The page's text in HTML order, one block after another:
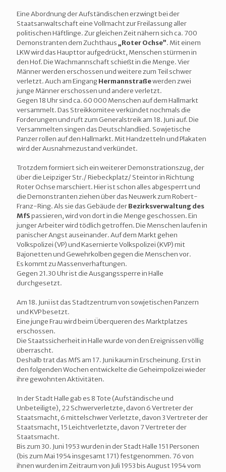
Eine Abordnung der Aufständischen erzwingt bei der
Staatsanwaltschaft eine Vollmacht zur Freilassung aller
politischen Häftlinge. Zur gleichen Zeit nähern sich ca. 700
Demonstranten dem Zuchthaus„Roter Ochse”. Mit einem
LKW wird das Haupttor aufgedrückt, Menschen stürmen in
den Hof. Die Wachmannschaft schießt in die Menge. Vier
Männer werden erschossen und weitere zum Teil schwer
verletzt. Auch am EingangHermannstraßewerden zwei
junge Männer erschossen und andere verletzt.
Gegen 18 Uhr sind ca. 60 000 Menschen auf dem Hallmarkt
versammelt. Das Streikkomitee verkündet nochmals die
Forderungen und ruft zum Generalstreik am 18. Juni auf. Die
Versammelten singen das Deutschlandlied. Sowjetische
Panzer rollen auf den Hallmarkt. Mit Handzetteln und Plakaten
wird der Ausnahmezustand verkündet.
Trotzdem formiert sich ein weiterer Demonstrationszug, der
über die Leipziger Str./ Riebeckplatz/ Steintor in Richtung
Roter Ochse marschiert. Hier ist schon alles abgesperrt und
die Demonstranten ziehen über das Neuwerk zum Robert-
Franz-Ring. Als sie das Gebäude derBezirksverwaltung des
MfSpassieren, wird von dort in die Menge geschossen. Ein
junger Arbeiter wird tödlich getroffen. Die Menschen laufen in
panischer Angst auseinander. Auf dem Markt gehen
Volkspolizei (VP) und Kasernierte Volkspolizei (KVP) mit
Bajonetten und Gewehrkolben gegen die Menschen vor.
Es kommt zu Massenverhaftungen.
Gegen 21.30 Uhr ist die Ausgangssperre in Halle
durchgesetzt.
Am 18. Juni ist das Stadtzentrum von sowjetischen Panzern
und KVP besetzt.
Eine junge Frau wird beim Überqueren des Marktplatzes
erschossen.
Die Staatssicherheit in Halle wurde von den Ereignissen völlig
überrascht.
Deshalb trat das MfS am 17. Juni kaum in Erscheinung. Erst in
den folgenden Wochen entwickelte die Geheimpolizei wieder
ihre gewohnten Aktivitäten.
In der Stadt Halle gab es 8 Tote (Aufständische und
Unbeteiligte), 22 Schwerverletzte, davon 6 Vertreter der
Staatsmacht, 6 mittelschwer Verletzte, davon 3 Vertreter der
Staatsmacht, 15 Leichtverletzte, davon 7 Vertreter der
Staatsmacht.
Bis zum 30. Juni 1953 wurden in der Stadt Halle 151 Personen
(bis zum Mai 1954 insgesamt 171) festgenommen. 76 von
ihnen wurden im Zeitraum von Juli 1953 bis August 1954 vom